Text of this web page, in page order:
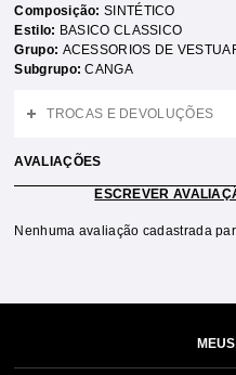
Composição:SINTÉTICO
Estilo: BASICO CLASSICO
Grupo: ACESSORIOS DE
Subgrupo:CANGA
TROCAS E DEVOLUÇÕES
AVALIAÇÕES
ESCREVER
Nenhuma avaliação cadastrada